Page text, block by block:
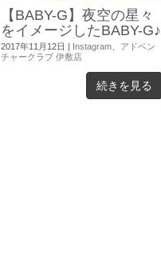
【BABY-G】夜空の星々
をイメージしたBABY-G♪
2017年11月12日 | Instagram
アドベン
チャークラブ 伊敷店
続きを見る